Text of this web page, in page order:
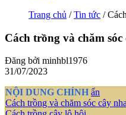
Trang chủ /Tin tức /
Cách trồng và chăm
Đăng bởi minhbl1976
31/07/2023
NỘI DUNG CHÍNH ẩn
Cách trồng và chăm sóc cây